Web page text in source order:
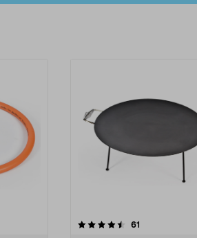
61
5.0 av 5 stjärnor